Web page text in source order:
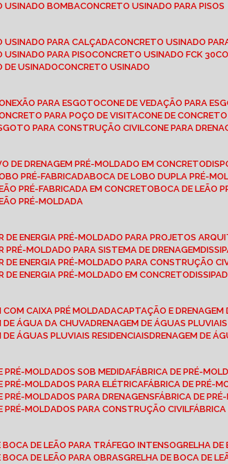
USINADO BOMBA CONCRETO USINADO PARA PISOS
USINADO PARA CALÇADA CONCRETO USINADO
USINADO PARA PISO CONCRETO USINADO FCK 30
DE USINADO CONCRETO USINADO
PARA ESGOTO CONE DE VEDAÇÃO PARA
PARA POÇO DE VISITA CONE DE
PARA CONSTRUÇÃO CIVIL CONE PARA
DE DRENAGEM PRÉ-MOLDADO EM CONCRETO
PRÉ-FABRICADA BOCA DE LOBO DUPLA PRÉ-
PRÉ-FABRICADA EM CONCRETO BOCA DE LEÃO
PRÉ-MOLDADA
DE ENERGIA PRÉ-MOLDADO PARA PROJETOS
PRÉ-MOLDADO PARA SISTEMA DE DRENAGEM
DE ENERGIA PRÉ-MOLDADO PARA CONSTRUÇÃO
DE ENERGIA PRÉ-MOLDADO EM CONCRETO
COM CAIXA PRÉ MOLDADA CAPTAÇÃO E
DE ÁGUA DA CHUVA DRENAGEM DE ÁGUAS
DE ÁGUAS PLUVIAIS RESIDENCIAIS DRENAGEM DE
PRÉ-MOLDADOS SOB MEDIDA FÁBRICA DE PRÉ-
PRÉ-MOLDADOS PARA ELÉTRICA FÁBRICA DE PRÉ-
PRÉ-MOLDADOS PARA DRENAGENS FÁBRICA DE
PRÉ-MOLDADOS PARA CONSTRUÇÃO CIVIL
BOCA DE LEÃO PARA TRÁFEGO INTENSO
GRELHA
BOCA DE LEÃO PARA OBRAS
GRELHA DE BOCA DE